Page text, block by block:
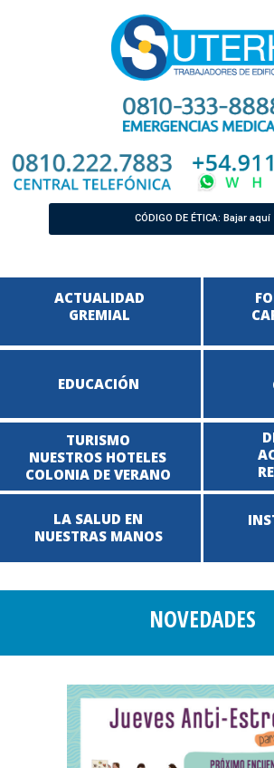
CÓDIGO DE ÉTICA: Bajar aquí
ACTUALIDAD
GREMIAL
EDUCACIÓN
TURISMO
NUESTROS HOTELES
COLONIA DE VERANO
LA SALUD EN
NUESTRAS MANOS
NOVEDADES